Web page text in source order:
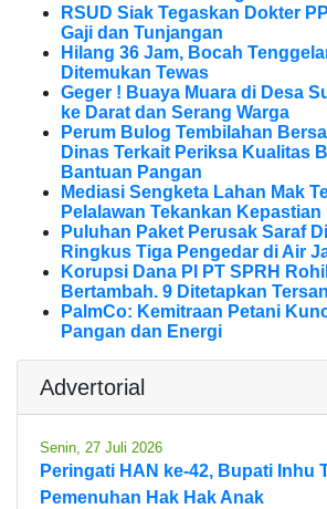
RSUD Siak Tegaskan Dokter
Gaji dan Tunjangan
Hilang 36 Jam, Bocah
Ditemukan Tewas
Geger ! Buaya Muara di Desa
ke Darat dan Serang Warga
Perum Bulog Tembilahan
Dinas Terkait Periksa Kualitas
Bantuan Pangan
Mediasi Sengketa Lahan Mak
Pelalawan Tekankan
Puluhan Paket Perusak Saraf
Ringkus Tiga Pengedar di Air
Korupsi Dana PI PT SPRH
Bertambah. 9 Ditetapkan
PalmCo: Kemitraan Petani
Pangan dan Energi
Advertorial
Senin, 27 Juli 2026
Peringati HAN ke-42, Bupati Inhu
Pemenuhan Hak Hak Anak